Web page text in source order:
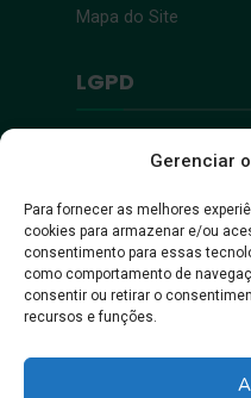
Gerenciar
Para fornecer as melhores
cookies para armazenar e/ou
consentimento para essas
como comportamento de
consentir ou retirar o
recursos e funções.
Mapa do Site
LGPD
Política de Privacidade
Acessibilidade
Acessibilidade